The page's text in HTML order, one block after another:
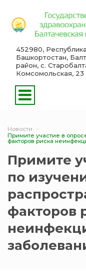
452980, Республика
Башкортостан,
район, с.
Комсомольская, 23
Новости
Примите участие в
факторов риска
Примите
по
факторов